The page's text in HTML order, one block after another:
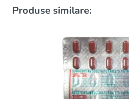
Produse similare: